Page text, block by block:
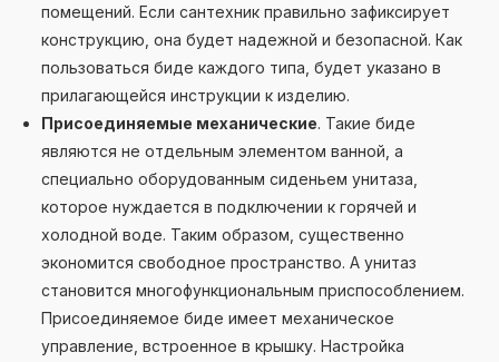
помещений. Если сантехник правильно зафиксирует
конструкцию, она будет надежной и безопасной. Как
пользоваться биде каждого типа, будет указано в
прилагающейся инструкции к изделию.
Присоединяемые механические. Такие биде
являются не отдельным элементом ванной, а
специально оборудованным сиденьем унитаза,
которое нуждается в подключении к горячей и
холодной воде. Таким образом, существенно
экономится свободное пространство. А унитаз
становится многофункциональным приспособлением.
Присоединяемое биде имеет механическое
управление, встроенное в крышку. Настройка